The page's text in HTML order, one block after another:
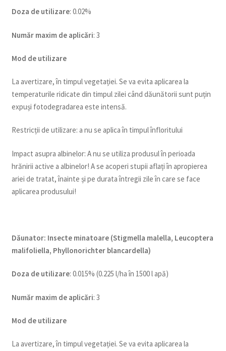
Doza de utilizare: 0.02%
Număr maxim de aplicări: 3
Mod de utilizare
La avertizare, în timpul vegetației. Se va evita aplicarea la
temperaturile ridicate din timpul zilei când dăunătorii sunt puțin
expuși fotodegradarea este intensă.
Restricții de utilizare: a nu se aplica în timpul înfloritului
Impact asupra albinelor: A nu se utiliza produsul în perioada
hrănirii active a albinelor! A se acoperi stupii aflați în apropierea
ariei de tratat, înainte și pe durata întregii zile în care se face
aplicarea produsului!
Dăunator: Insecte minatoare (Stigmella malella, Leucoptera
malifoliella, Phyllonorichter blancardella)
Doza de utilizare: 0.015% (0.225 l/ha în 1500 l apă)
Număr maxim de aplicări: 3
Mod de utilizare
La avertizare, în timpul vegetației. Se va evita aplicarea la